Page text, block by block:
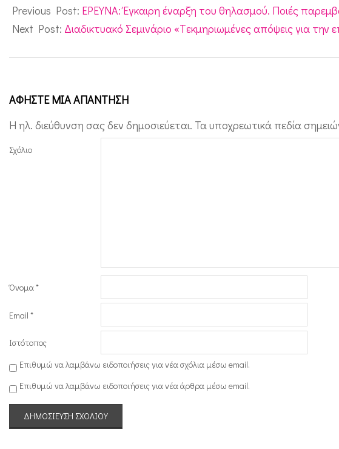
o
i
-
1
α
μ
Κ
“
Φ
α
ι
ν
04-
30
Previous Post: ΕΡΕΥΝΑ: Έγκαιρη έναρξη του θηλασμού. Ποιές
Next Post: Διαδικτυακό Σεμινάριο «Tεκμηριωμένες απόψεις για
ΑΦΉΣΤΕ ΜΙΑ ΑΠΆΝΤΗΣΗ
Η ηλ. διεύθυνση σας δεν δημοσιεύεται. Τα υποχρεωτικά πεδία
Σχόλιο
Όνομα*
Email *
Ιστότοπος
Επιθυμώ να λαμβάνω ειδοποιήσεις για νέα σχόλια μέσω email.
Επιθυμώ να λαμβάνω ειδοποιήσεις για νέα άρθρα μέσω email.